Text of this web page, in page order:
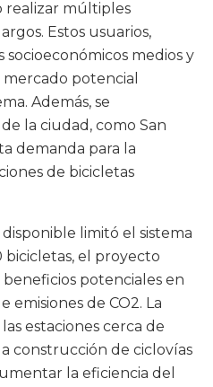
realizar múltiples
Estos usuarios,
medios y
potencial
Además, se
la ciudad, como San
demanda para la
de bicicletas
limitó el sistema
bicicletas, el proyecto
potenciales en
de CO2. La
estaciones cerca de
construcción de ciclovías
la eficiencia del